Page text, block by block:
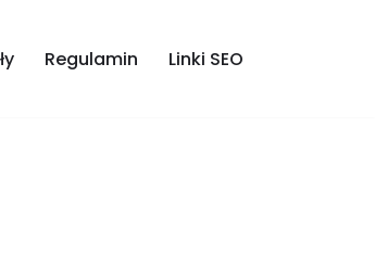
Regulamin Linki SEO